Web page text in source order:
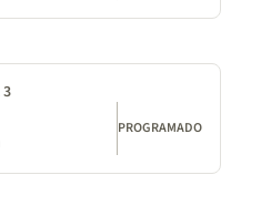
3
PROGRAMADO